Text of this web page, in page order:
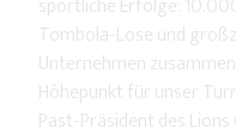
Tombola-Lose und
Unternehmen
Höhepunkt für unser
Past-Präsident des